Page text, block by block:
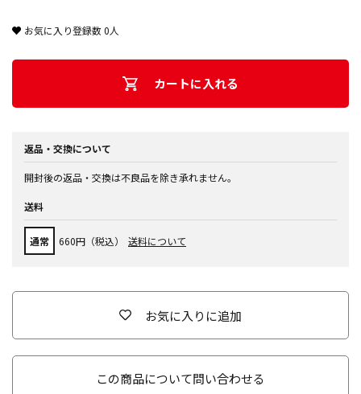
お気に入り登録数0人
カートに入れる
返品・交換について
開封後の返品・交換は不良品を除き承れません。
送料
通常 660円（税込） 送料について
お気に入りに追加
この商品について問い合わせる